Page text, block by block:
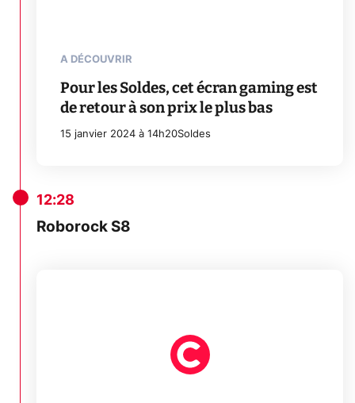
A DÉCOUVRIR
Pour les Soldes, cet écran gaming est
de retour à son prix le plus bas
15 janvier 2024 à 14h20Soldes
12:28
Roborock S8